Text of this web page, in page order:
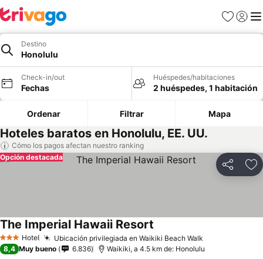
Favoritos
Iniciar
Destino
Honolulu
Check-in/out
Fechas
Huéspedes/habitaciones
2 huéspedes, 1 habitación
Ordenar Filtrar Mapa
Hoteles baratos en Honolulu, EE. UU.
Cómo los pagos afectan nuestro ranking
Compartir
Opción destacada
3 Estrellas
Hotel Ubicación privilegiada en Waikiki Beach Walk
The Imperial Hawaii Resort
8,4 Muy bueno 6.836 Waikiki, a 4.5 km de: Honolulu